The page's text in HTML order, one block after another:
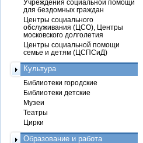
Учреждения социальной помощи
для бездомных граждан
Центры социального
обслуживания (ЦСО), Центры
московского долголетия
Центры социальной помощи
семье и детям (ЦСПСиД)
Культура
Библиотеки городские
Библиотеки детские
Музеи
Театры
Цирки
Образование и работа